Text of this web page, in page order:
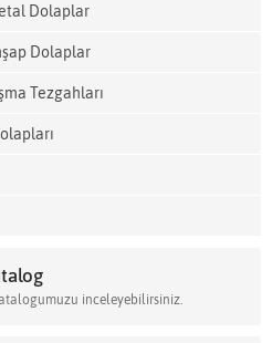
Dolaplar
Dolaplar
Tezgahları
inceleyebilirsiniz.